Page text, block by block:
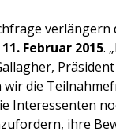
verlängern
11. Februar 2015.
die
Interessenten
ihre